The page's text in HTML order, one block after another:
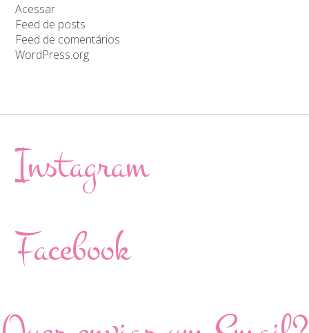
Acessar
Feed de posts
Feed de comentários
WordPress.org
Instagram
Facebook